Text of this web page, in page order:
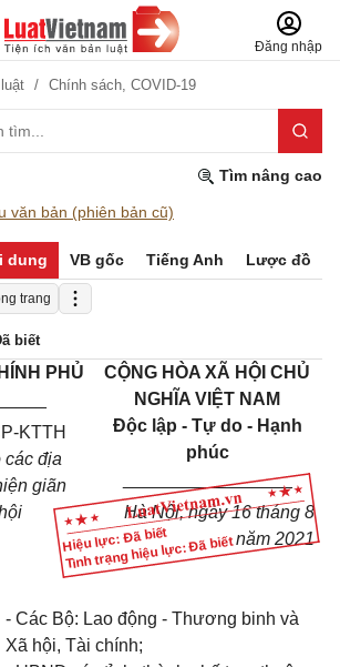
Đăng nhập
Chính sách, COVID-19
Tìm nâng cao
văn bản (phiên bản cũ)
dung VB gốc Tiếng Anh Lược đồ
trang
biết
Hiệu lực: Đã biết
Tình trạng hiệu lực: Đã biết
PHỦ
KTTH
các địa
giãn
CỘNG HÒA XÃ HỘI CHỦ
NGHĨA VIỆT NAM
Độc lập - Tự do - Hạnh
phúc
_________________
Hà Nội, ngày16tháng 8
năm 2021
- Các Bộ: Lao động - Thương binh và
Xã hội, Tài chính;